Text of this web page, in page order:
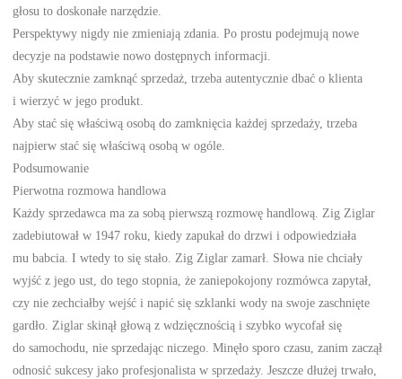
głosu to doskonałe narzędzie.
Perspektywy nigdy nie zmieniają zdania. Po prostu podejmują nowe
decyzje na podstawie nowo dostępnych informacji.
Aby skutecznie zamknąć sprzedaż, trzeba autentycznie dbać o klienta
i wierzyć w jego produkt.
Aby stać się właściwą osobą do zamknięcia każdej sprzedaży, trzeba
najpierw stać się właściwą osobą w ogóle.
Podsumowanie
Pierwotna rozmowa handlowa
Każdy sprzedawca ma za sobą pierwszą rozmowę handlową. Zig Ziglar
zadebiutował w 1947 roku, kiedy zapukał do drzwi i odpowiedziała
mu babcia. I wtedy to się stało. Zig Ziglar zamarł. Słowa nie chciały
wyjść z jego ust, do tego stopnia, że zaniepokojony rozmówca zapytał,
czy nie zechciałby wejść i napić się szklanki wody na swoje zaschnięte
gardło. Ziglar skinął głową z wdzięcznością i szybko wycofał się
do samochodu, nie sprzedając niczego. Minęło sporo czasu, zanim zaczął
odnosić sukcesy jako profesjonalista w sprzedaży. Jeszcze dłużej trwało,